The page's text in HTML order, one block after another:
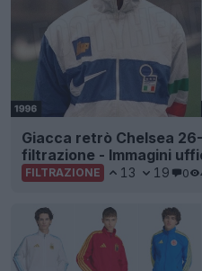
Giacca retrò Chelsea
filtrazione - Immagini
FILTRAZIONE 13 19 0